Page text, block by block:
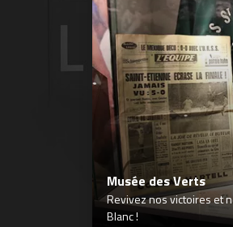
Musée des Verts
Revivez nos victoires et
Blanc !